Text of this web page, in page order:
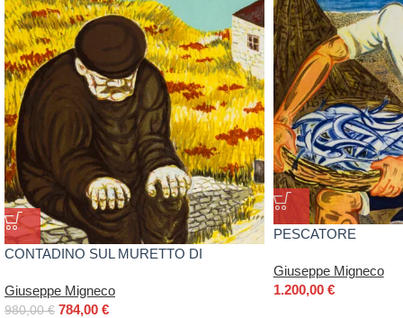
CONTADINO SUL MURETTO DI
Giuseppe Migneco
980,00€ 784,00 €
PESCATORE
Giuseppe Migneco
1.200,00 €